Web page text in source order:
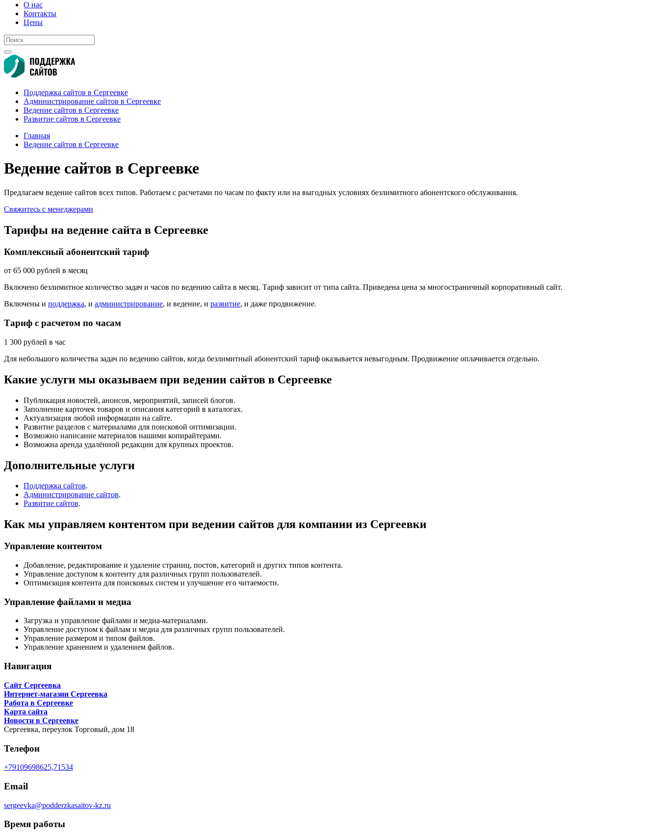
О нас
Контакты
Цены
Поддержка сайтов в Сергеевке
Администрирование сайтов в Сергеевке
Ведение сайтов в Сергеевке
Развитие сайтов в Сергеевке
Главная
Ведение сайтов в Сергеевке
Ведение сайтов в Сергеевке
Предлагаем ведение сайтов всех типов. Работаем с расчетами по часам по факту или на выгодных условиях безлимитного абонентского обслуживания.
Свяжитесь с менеджерами
Тарифы на ведение сайта в Сергеевке
Комплексный абонентский тариф
от 65 000 рублей в месяц
Включено безлимитное количество задач и часов по ведению сайта в месяц. Тариф зависит от типа сайта. Приведена цена за многостраничный корпоративный сайт.
Включены и поддержка, и администрирование, и ведение, и развитие, и даже продвижение.
Тариф с расчетом по часам
1 300 рублей в час
Для небольшого количества задач по ведению сайтов, когда безлимитный абонентский тариф оказывается невыгодным. Продвижение оплачивается отдельно.
Какие услуги мы оказываем при ведении сайтов в Сергеевке
Публикация новостей, анонсов, мероприятий, записей блогов.
Заполнение карточек товаров и описания категорий в каталогах.
Актуализация любой информации на сайте.
Развитие разделов с материалами для поисковой оптимизации.
Возможно написание материалов нашими копирайтерами.
Возможна аренда удалённой редакции для крупных проектов.
Дополнительные услуги
Поддержка сайтов.
Администрирование сайтов.
Развитие сайтов.
Как мы управляем контентом при ведении сайтов для компании из Сергеевки
Управление контентом
Добавление, редактирование и удаление страниц, постов, категорий и других типов контента.
Управление доступом к контенту для различных групп пользователей.
Оптимизация контента для поисковых систем и улучшение его читаемости.
Управление файлами и медиа
Загрузка и управление файлами и медиа-материалами.
Управление доступом к файлам и медиа для различных групп пользователей.
Управление размером и типом файлов.
Управление хранением и удалением файлов.
Навигация
Сайт Сергеевка
Интернет-магазин Сергеевка
Работа в Сергеевке
Карта сайта
Новости в Сергеевке
Сергеевка, переулок Торговый, дом 18
Телефон
+79109698625,71534
Email
sergeevka@podderzkasaitov-kz.ru
Время работы